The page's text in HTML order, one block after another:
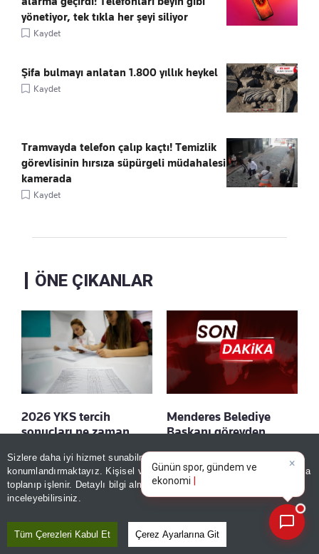
Sizlere daha iyi hizmet sunabilmek adına sitemizde
konumlandırmaktayız. Kişisel verileriniz, KVKK ve GDPR kapsamında
toplanıp işlenir. Detaylı bilgi almak içinAydınlatma Metnimizi
inceleyebilirsiniz.
Tüm Çerezleri Kabul Et Çerez Ayarlarına Git
yönetiyor, tek tıkla her şeyi siliyor
Kaydet
Şifa bulmayı anlatan 1.800 yıllık heykel
Kaydet
Tramvayda telefon çalıp kaçtı! Temizlik
görevlisinin hırsıza süpürgeli müdahalesi
kamerada
Kaydet
ÖNE ÇIKANLAR
2026 YKS tercih
sonuçları ne zaman
Kaydet
Menderes Belediye
Başkanı görevden
Kaydet
×
Günün spor, gündem ve
ekonomi gelişmelerini analiz
edin!